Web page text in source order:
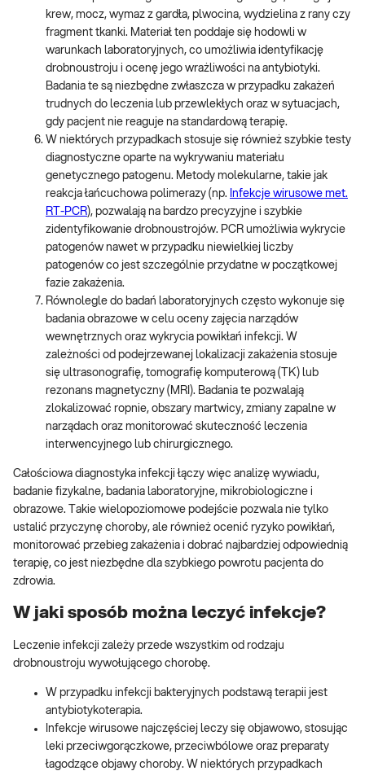
krew, mocz, wymaz z gardła, plwocina, wydzielina z rany czy
fragment tkanki. Materiał ten poddaje się hodowli w
warunkach laboratoryjnych, co umożliwia identyfikację
drobnoustroju i ocenę jego wrażliwości na antybiotyki.
Badania te są niezbędne zwłaszcza w przypadku zakażeń
trudnych do leczenia lub przewlekłych oraz w sytuacjach,
gdy pacjent nie reaguje na standardową terapię.
W niektórych przypadkach stosuje się również szybkie testy
diagnostyczne oparte na wykrywaniu materiału
genetycznego patogenu. Metody molekularne, takie jak
reakcja łańcuchowa polimerazy (np. Infekcje wirusowe met.
RT-PCR), pozwalają na bardzo precyzyjne i szybkie
zidentyfikowanie drobnoustrojów. PCR umożliwia wykrycie
patogenów nawet w przypadku niewielkiej liczby
patogenów co jest szczególnie przydatne w początkowej
fazie zakażenia.
Równolegle do badań laboratoryjnych często wykonuje się
badania obrazowe w celu oceny zajęcia narządów
wewnętrznych oraz wykrycia powikłań infekcji. W
zależności od podejrzewanej lokalizacji zakażenia stosuje
się ultrasonografię, tomografię komputerową (TK) lub
rezonans magnetyczny (MRI). Badania te pozwalają
zlokalizować ropnie, obszary martwicy, zmiany zapalne w
narządach oraz monitorować skuteczność leczenia
interwencyjnego lub chirurgicznego.
Całościowa diagnostyka infekcji łączy więc analizę wywiadu,
badanie fizykalne, badania laboratoryjne, mikrobiologiczne i
obrazowe. Takie wielopoziomowe podejście pozwala nie tylko
ustalić przyczynę choroby, ale również ocenić ryzyko powikłań,
monitorować przebieg zakażenia i dobrać najbardziej odpowiednią
terapię, co jest niezbędne dla szybkiego powrotu pacjenta do
zdrowia.
W jaki sposób można leczyć infekcje?
Leczenie infekcji zależy przede wszystkim od rodzaju
drobnoustroju wywołującego chorobę.
W przypadku infekcji bakteryjnych podstawą terapii jest
antybiotykoterapia.
Infekcje wirusowe najczęściej leczy się objawowo, stosując
leki przeciwgorączkowe, przeciwbólowe oraz preparaty
łagodzące objawy choroby. W niektórych przypadkach